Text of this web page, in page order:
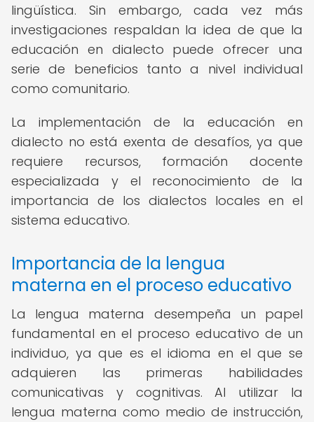
lingüística. Sin embargo, cada vez más
investigaciones respaldan la idea de que la
educación en dialecto puede ofrecer una
serie de beneficios tanto a nivel individual
como comunitario.
La implementación de la educación en
dialecto no está exenta de desafíos, ya que
requiere recursos, formación docente
especializada y el reconocimiento de la
importancia de los dialectos locales en el
sistema educativo.
Importancia de la lengua
materna en el proceso educativo
La lengua materna desempeña un papel
fundamental en el proceso educativo de un
individuo, ya que es el idioma en el que se
adquieren las primeras habilidades
comunicativas y cognitivas. Al utilizar la
lengua materna como medio de instrucción,